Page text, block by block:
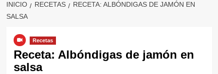
INICIO RECETAS
RECETA: ALBÓNDIGAS DE JAMÓN EN
SALSA
Recetas
Receta: Albóndigas de jamón en
salsa